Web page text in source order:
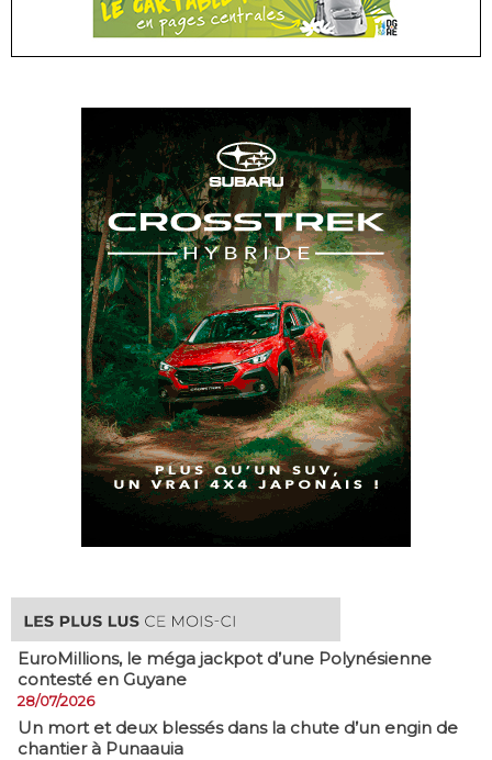
EuroMillions, ​le méga jackpot d’une Polynésienne
contesté en Guyane
28/07/2026
​Un mort et deux blessés dans la chute d’un engin de
chantier à Punaauia